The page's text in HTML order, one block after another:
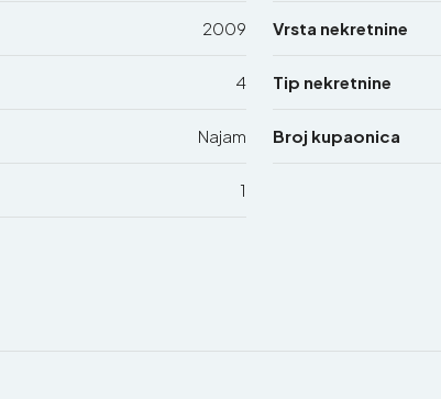
2009 Vrsta nekretnine
4 Tip nekretnine
Najam Broj kupaonica
1